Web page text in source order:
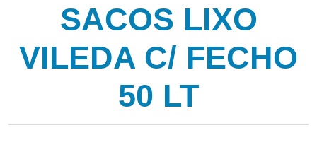
SACOS LIXO
VILEDA C/ FECHO
50 LT